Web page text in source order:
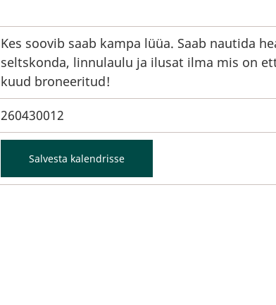
Kes soovib saab kampa lüüa. Saab nautida
seltskonda, linnulaulu ja ilusat ilma mis on
kuud broneeritud!
260430012
Salvesta kalendrisse